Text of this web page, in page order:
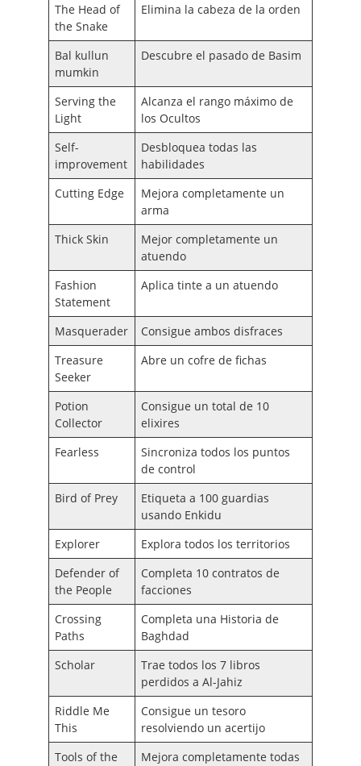
The Head of
the Snake
Elimina la cabeza de la orden
Bal kullun
mumkin
Descubre el pasado de Basim
Serving the
Light
Alcanza el rango máximo de
los Ocultos
Self-
improvement
Desbloquea todas las
habilidades
Cutting Edge
Mejora completamente un
arma
Thick Skin
Mejor completamente un
atuendo
Fashion
Statement
Aplica tinte a un atuendo
Masquerader
Consigue ambos disfraces
Treasure
Seeker
Abre un cofre de fichas
Potion
Collector
Consigue un total de 10
elixires
Fearless
Sincroniza todos los puntos
de control
Bird of Prey
Etiqueta a 100 guardias
usando Enkidu
Explorer
Explora todos los territorios
Defender of
the People
Completa 10 contratos de
facciones
Crossing
Paths
Completa una Historia de
Baghdad
Scholar
Trae todos los 7 libros
perdidos a Al-Jahiz
Riddle Me
This
Consigue un tesoro
resolviendo un acertijo
Tools of the
Mejora completamente todas